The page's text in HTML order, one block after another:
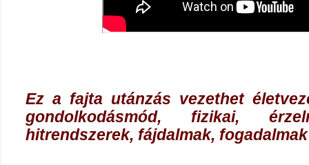
Ez a fajta utánzás vezethet
gondolkodásmód, fizikai,
hitrendszerek, fájdalmak,